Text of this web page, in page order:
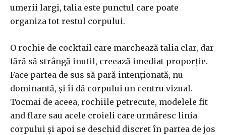
umerii largi, talia este punctul care poate
organiza tot restul corpului.
O rochie de cocktail care marchează talia clar, dar
fără să strângă inutil, creează imediat proporție.
Face partea de sus să pară intenționată, nu
dominantă, și îi dă corpului un centru vizual.
Tocmai de aceea, rochiile petrecute, modelele fit
and flare sau acele croieli care urmăresc linia
corpului și apoi se deschid discret în partea de jos